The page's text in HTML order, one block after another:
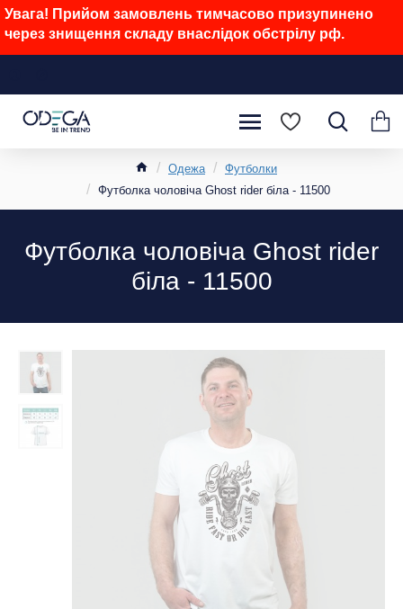
Увага! Прийом замовлень тимчасово призупинено
через знищення складу внаслідок обстрілу рф.
Одежа
Футболки
Футболка чоловіча Ghost rider біла - 11500
Футболка чоловіча Ghost rider
біла - 11500